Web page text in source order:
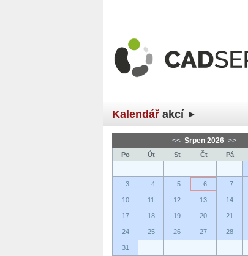
Kalendář akcí
<< Srpen 2026 >>
Po Út St Čt Pá
3 4 5 6 7
10 11 12 13 14
17 18 19 20 21
24 25 26 27 28
31